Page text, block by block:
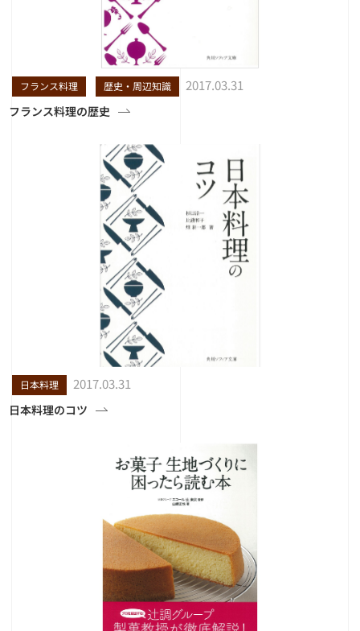
フランス料理 歴史・周辺知識 2017.03.31
フランス料理の歴史
日本料理 2017.03.31
日本料理のコツ